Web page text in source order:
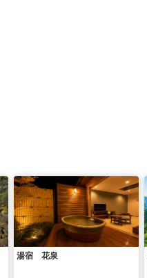
湯宿 花泉